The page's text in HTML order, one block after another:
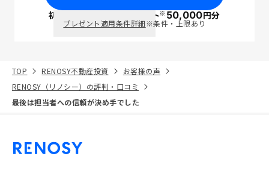
初回面談で ポイント※50,000円分
プレゼント適用条件詳細※条件・上限あり
TOP RENOSY不動産投資
お客様の声
RENOSY（リノシー）の評判・口コミ
最後は担当者への信頼が決め手でした